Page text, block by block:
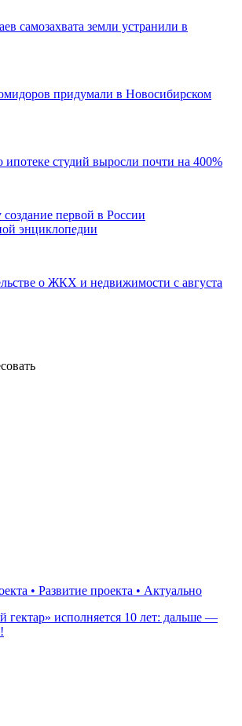
самозахвата земли устранили в
придумали в Новосибирском
ипотеке студий выросли почти на 400%
создание первой в России
энциклопедии
о ЖКХ и недвижимости с августа
• Развитие проекта • Актуально
гектар» исполняется 10 лет: дальше —